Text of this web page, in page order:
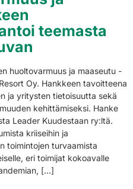
teemasta
huoltovarmuus ja maaseutu -
Oy. Hankkeen tavoitteena
ja yritysten tietoisuutta sekä
kehittämiseksi. Hanke
Leader Kuudestaan ry:ltä.
kriiseihin ja
toimintojen turvaamista
eri toimijat kokoavalle
[…]